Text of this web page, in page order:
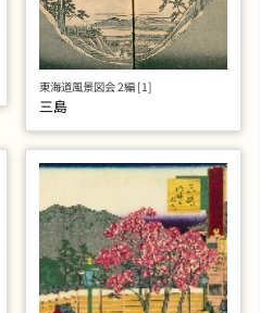
東海道風景図会 2編 [1]
三島